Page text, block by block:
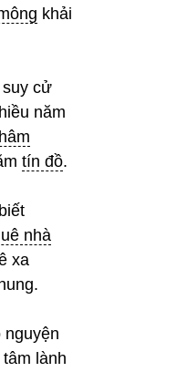
khải
suy cử
năm
tín đồ.
nhà
xa
nguyện
tâm lành